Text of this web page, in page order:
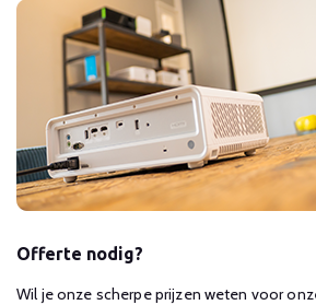
Offerte nodig?
Wil je onze scherpe prijzen weten voor